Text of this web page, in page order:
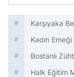
Karşıyaka
Kadın Emeği
Bostanlı
Halk Eğitim